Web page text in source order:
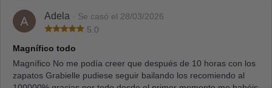
Adela · Se casó el 28/03/2026
5.0
Magnífico todo
Magnífico No me podía creer que después de 10 horas con los
zapatos Grabielle pudiese seguir bailando los recomiendo al